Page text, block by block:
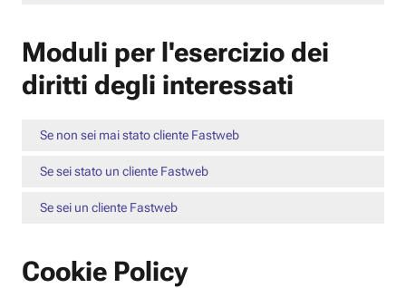
Moduli per l'esercizio dei
diritti degli interessati
Se non sei mai stato cliente Fastweb
Se sei stato un cliente Fastweb
Se sei un cliente Fastweb
Cookie Policy